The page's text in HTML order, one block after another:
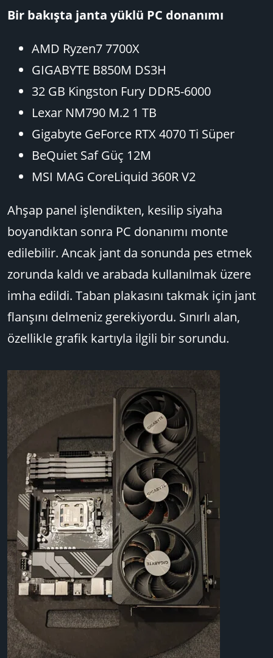
Bir bakışta janta yüklü PC donanımı
AMD Ryzen7 7700X
GIGABYTE B850M DS3H
32 GB Kingston Fury DDR5-6000
Lexar NM790 M.2 1 TB
Gigabyte GeForce RTX 4070 Ti Süper
BeQuiet Saf Güç 12M
MSI MAG CoreLiquid 360R V2
Ahşap panel işlendikten, kesilip siyaha
boyandıktan sonra PC donanımı monte
edilebilir. Ancak jant da sonunda pes etmek
zorunda kaldı ve arabada kullanılmak üzere
imha edildi. Taban plakasını takmak için jant
flanşını delmeniz gerekiyordu. Sınırlı alan,
özellikle grafik kartıyla ilgili bir sorundu.